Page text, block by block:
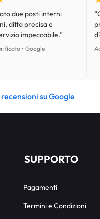
due posti interni
ditta precisa e
impeccabile.”
• Google
su Google
SUPPORTO
Pagamenti
Termini e Condizioni